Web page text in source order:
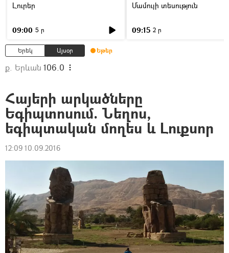
Լուրեր
09:00 5 ր
Մամուլի տեսություն
09:15 2 ր
Երեկ Այսօր Եթեր
ք. Երևան 106.0
Հայերի արկածները
Եգիպտոսում. Նեղոս,
եգիպտական մողես և Լուքսոր
12:09 10.09.2016